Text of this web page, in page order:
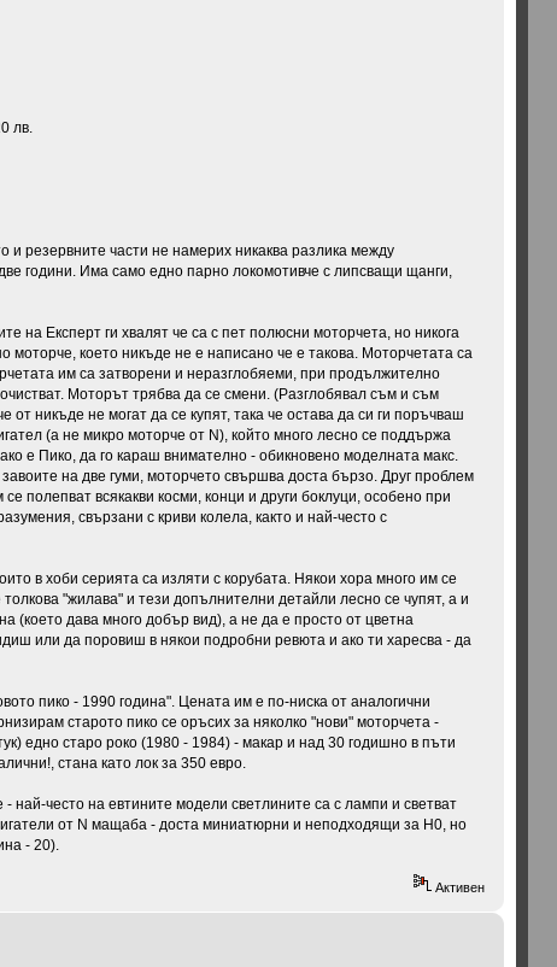
лв.
и резервните части не намерих никаква разлика между
години. Има само едно парно локомотивче с липсващи щанги,
на Експерт ги хвалят че са с пет полюсни моторчета, но никога
което никъде не е написано че е такова. Моторчетата са
им са затворени и неразглобяеми, при продължително
Моторът трябва да се смени. (Разглобявал съм и съм
никъде не могат да се купят, така че остава да си ги поръчваш
(а не микро моторче от N), който много лесно се поддържа
е Пико, да го караш внимателно - обикновено моделната макс.
на две гуми, моторчето свършва доста бързо. Друг проблем
полепват всякакви косми, конци и други боклуци, особено при
свързани с криви колела, както и най-често с
в хоби серията са изляти с корубата. Някои хора много им се
"жилава" и тези допълнителни детайли лесно се чупят, а и
(което дава много добър вид), а не да е просто от цветна
или да поровиш в някои подробни ревюта и ако ти харесва - да
пико - 1990 година". Цената им е по-ниска от аналогични
старото пико се оръсих за няколко "нови" моторчета -
едно старо роко (1980 - 1984) - макар и над 30 годишно в пъти
стана като лок за 350 евро.
често на евтините модели светлините са с лампи и светват
от N мащаба - доста миниатюрни и неподходящи за Н0, но
- 20).
Активен